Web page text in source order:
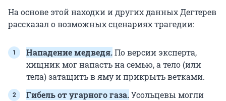
На основе этой находки и других данных Дегтерев
рассказал о возможных сценариях трагедии:
Нападение медведя.По версии эксперта,
хищник мог напасть на семью, а тело (или
тела) затащить в яму и прикрыть ветками.
Гибель от угарного газа.Усольцевы могли